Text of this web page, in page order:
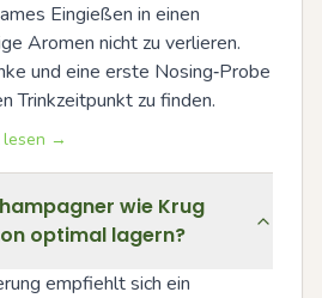
Eingießen in einen
Aromen nicht zu verlieren.
und eine erste Nosing‑Probe
Trinkzeitpunkt zu finden.
lesen →
wie Krug
optimal lagern?
empfiehlt sich ein